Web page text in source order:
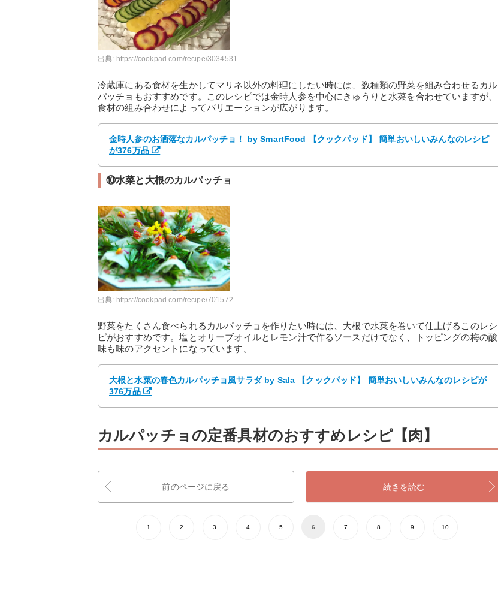
出典: https://cookpad.com/recipe/3034531
冷蔵庫にある食材を生かしてマリネ以外の料理にしたい時には、数種類の野菜を組み合わせるカル
パッチョもおすすめです。このレシピでは金時人参を中心にきゅうりと水菜を合わせていますが、
食材の組み合わせによってバリエーションが広がります。
金時人参のお洒落なカルパッチョ！ by SmartFood 【クックパッド】 簡単おいしいみんなのレシピ
が376万品
⑩水菜と大根のカルパッチョ
出典: https://cookpad.com/recipe/701572
野菜をたくさん食べられるカルパッチョを作りたい時には、大根で水菜を巻いて仕上げるこのレシ
ピがおすすめです。塩とオリーブオイルとレモン汁で作るソースだけでなく、トッピングの梅の酸
味も味のアクセントになっています。
大根と水菜の春色カルパッチョ風サラダ by Sala 【クックパッド】 簡単おいしいみんなのレシピが
376万品
カルパッチョの定番具材のおすすめレシピ【肉】
前のページに戻る 続きを読む
1 2 3 4 5 6 7 8 9 10